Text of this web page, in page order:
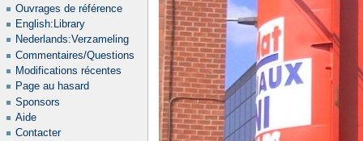
Ouvrages de référence
English:Library
Nederlands:Verzameling
Commentaires/Questions
Modifications récentes
Page au hasard
Sponsors
Aide
Contacter